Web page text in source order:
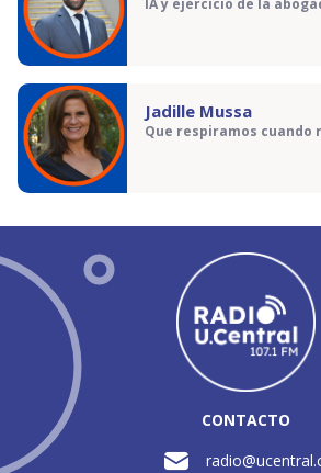
IA y ejercicio de la
Jadille Mussa
Que respiramos cuando
CONTACTO